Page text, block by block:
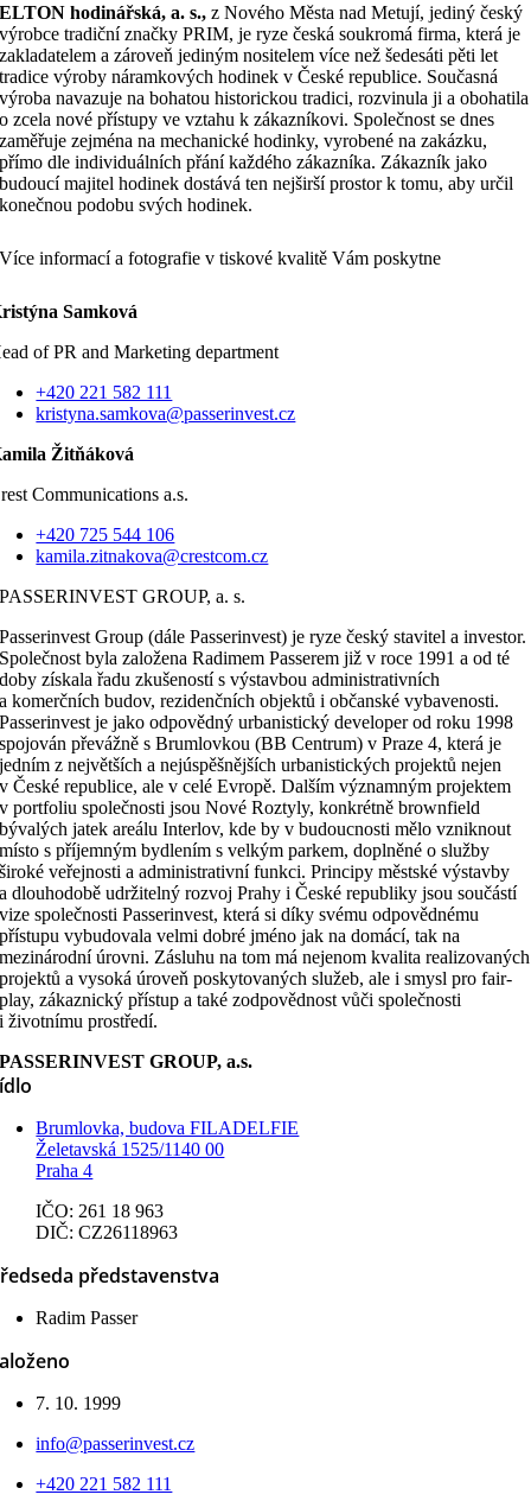
ELTON hodinářská, a. s.,z Nového Města nad Metují, jediný český
výrobce tradiční značky PRIM, je ryze česká soukromá firma, která je
zakladatelem a zároveň jediným nositelem více než šedesáti pěti let
tradice výroby náramkových hodinek v České republice. Současná
výroba navazuje na bohatou historickou tradici, rozvinula ji a obohatila
o zcela nové přístupy ve vztahu k zákazníkovi. Společnost se dnes
zaměřuje zejména na mechanické hodinky, vyrobené na zakázku,
přímo dle individuálních přání každého zákazníka. Zákazník jako
budoucí majitel hodinek dostává ten nejširší prostor k tomu, aby určil
konečnou podobu svých hodinek.
Více informací a fotografie v tiskové kvalitě Vám poskytne
Samková
of PR and Marketing department
+420 221 582 111
kristyna.samkova@passerinvest.cz
Žitňáková
Communications a.s.
+420 725 544 106
kamila.zitnakova@crestcom.cz
PASSERINVEST GROUP, a. s.
Passerinvest Group (dále Passerinvest) je ryze český stavitel a investor.
Společnost byla založena Radimem Passerem již v roce 1991 a od té
doby získala řadu zkušeností s výstavbou administrativních
a komerčních budov, rezidenčních objektů i občanské vybavenosti.
Passerinvest je jako odpovědný urbanistický developer od roku 1998
spojován převážně s Brumlovkou (BB Centrum) v Praze 4, která je
jedním z největších a nejúspěšnějších urbanistických projektů nejen
v České republice, ale v celé Evropě. Dalším významným projektem
v portfoliu společnosti jsou Nové Roztyly, konkrétně brownfield
bývalých jatek areálu Interlov, kde by v budoucnosti mělo vzniknout
místo s příjemným bydlením s velkým parkem, doplněné o služby
široké veřejnosti a administrativní funkci. Principy městské výstavby
a dlouhodobě udržitelný rozvoj Prahy i České republiky jsou součástí
vize společnosti Passerinvest, která si díky svému odpovědnému
přístupu vybudovala velmi dobré jméno jak na domácí, tak na
mezinárodní úrovni. Zásluhu na tom má nejenom kvalita realizovaných
projektů a vysoká úroveň poskytovaných služeb, ale i smysl pro fair-
play, zákaznický přístup a také zodpovědnost vůči společnosti
i životnímu prostředí.
PASSERINVEST GROUP, a.s.
Brumlovka, budova FILADELFIE
Želetavská 1525/1140 00
Praha 4
IČO: 261 18 963
DIČ: CZ26118963
představenstva
Radim Passer
7. 10. 1999
info@passerinvest.cz
+420 221 582 111